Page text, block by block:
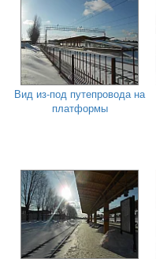
Вид из-под путепровода на
платформы